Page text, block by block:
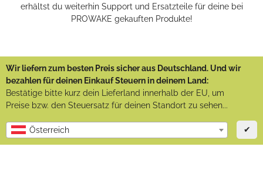
erhältst du weiterhin Support und Ersatzteile für deine bei
PROWAKE gekauften Produkte!
Wir liefern zum besten Preis sicher aus Deutschland. Und wir
bezahlen für deinen Einkauf Steuern in deinem Land:
Bestätige bitte kurz dein Lieferland innerhalb der EU, um
Preise bzw. den Steuersatz für deinen Standort zu sehen...
Österreich ✔